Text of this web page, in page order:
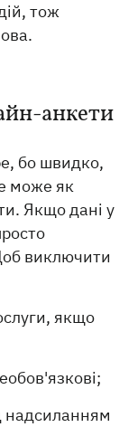
тож
анкети
бо швидко,
може як
Якщо дані у
виключити
якщо
надсиланням